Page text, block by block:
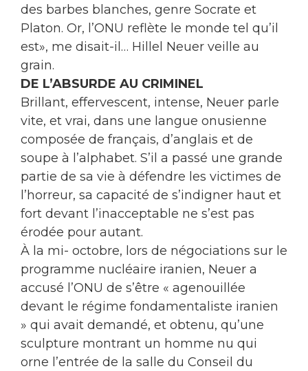
des barbes blanches, genre Socrate et
Platon. Or, l’ONU reflète le monde tel qu’il
est», me disait-il… Hillel Neuer veille au
grain.
DE L’ABSURDE AU CRIMINEL
Brillant, effervescent, intense, Neuer parle
vite, et vrai, dans une langue onusienne
composée de français, d’anglais et de
soupe à l’alphabet. S’il a passé une grande
partie de sa vie à défendre les victimes de
l’horreur, sa capacité de s’indigner haut et
fort devant l’inacceptable ne s’est pas
érodée pour autant.
À la mi- octobre, lors de négociations sur le
programme nucléaire iranien, Neuer a
accusé l’ONU de s’être « agenouillée
devant le régime fondamentaliste iranien
» qui avait demandé, et obtenu, qu’une
sculpture montrant un homme nu qui
orne l’entrée de la salle du Conseil du